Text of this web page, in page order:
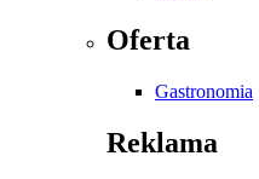
Oferta
Gastronomia
Reklama